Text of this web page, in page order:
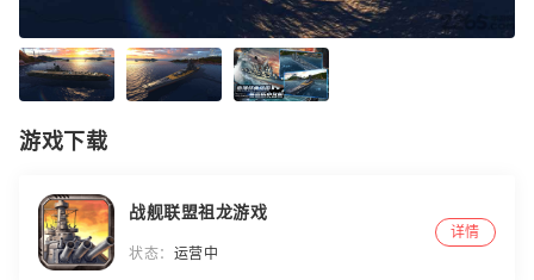
游戏下载
战舰联盟祖龙游戏
状态： 运营中
详情